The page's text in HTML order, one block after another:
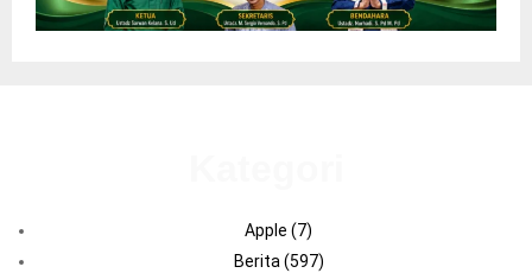
Apple (7)
Berita(597)